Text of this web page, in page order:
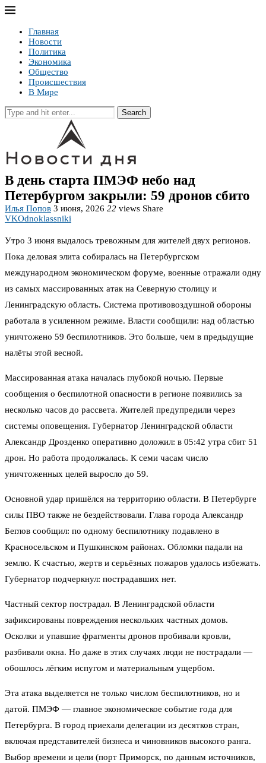
Главная
Новости
Политика
Экономика
Общество
Происшествия
В Мире
Search
В день старта ПМЭФ небо над
Петербургом закрыли: 59 дронов сбито
Илья Попов 3 июня, 2026 22 views Share
VKOdnoklassniki
Утро 3 июня выдалось тревожным для жителей двух регионов.
Пока деловая элита собиралась на Петербургском
международном экономическом форуме, военные отражали одну
из самых массированных атак на Северную столицу и
Ленинградскую область. Система противовоздушной обороны
работала в усиленном режиме. Власти сообщили: над областью
уничтожено 59 беспилотников. Это больше, чем в предыдущие
налёты этой весной.
Массированная атака началась глубокой ночью. Первые
сообщения о беспилотной опасности в регионе появились за
несколько часов до рассвета. Жителей предупредили через
системы оповещения. Губернатор Ленинградской области
Александр Дрозденко оперативно доложил: в 05:42 утра сбит 51
дрон. Но работа продолжалась. К семи часам число
уничтоженных целей выросло до 59.
Основной удар пришёлся на территорию области. В Петербурге
силы ПВО также не бездействовали. Глава города Александр
Беглов сообщил: по одному беспилотнику подавлено в
Красносельском и Пушкинском районах. Обломки падали на
землю. К счастью, жертв и серьёзных пожаров удалось избежать.
Губернатор подчеркнул: пострадавших нет.
Частный сектор пострадал. В Ленинградской области
зафиксированы повреждения нескольких частных домов.
Осколки и упавшие фрагменты дронов пробивали кровли,
разбивали окна. Но даже в этих случаях люди не пострадали —
обошлось лёгким испугом и материальным ущербом.
Эта атака выделяется не только числом беспилотников, но и
датой. ПМЭФ — главное экономическое событие года для
Петербурга. В город приехали делегации из десятков стран,
включая представителей бизнеса и чиновников высокого ранга.
Выбор времени и цели (порт Приморск, по данным источников,